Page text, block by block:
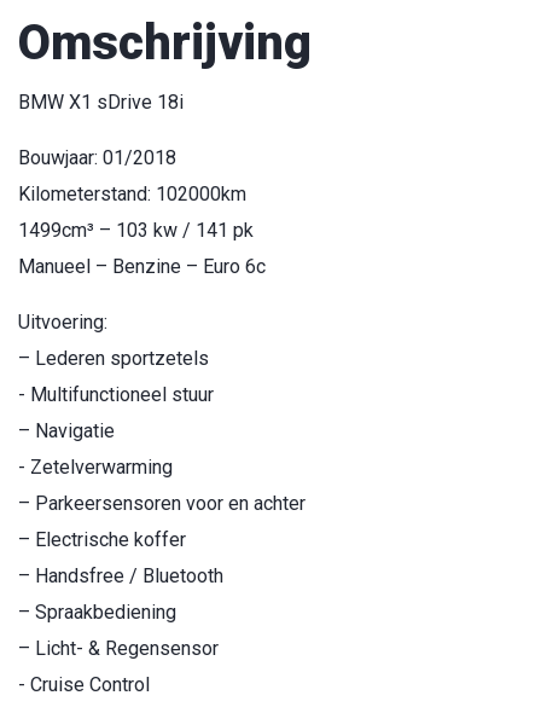
Omschrijving
BMW X1 sDrive 18i
Bouwjaar: 01/2018
Kilometerstand: 102000km
1499cm³ – 103 kw / 141 pk
Manueel – Benzine – Euro 6c
Uitvoering:
– Lederen sportzetels
- Multifunctioneel stuur
– Navigatie
- Zetelverwarming
– Parkeersensoren voor en achter
– Electrische koffer
– Handsfree / Bluetooth
– Spraakbediening
– Licht- & Regensensor
- Cruise Control